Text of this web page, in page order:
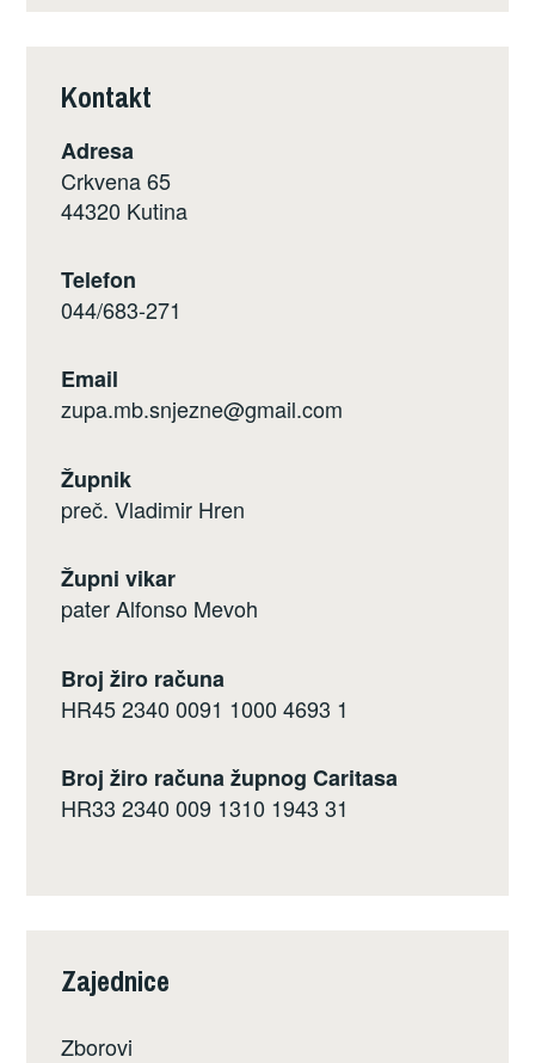
Kontakt
Adresa
Crkvena 65
44320 Kutina
Telefon
044/683-271
Email
zupa.mb.snjezne@gmail.com
Župnik
preč. Vladimir Hren
Župni vikar
pater Alfonso Mevoh
Broj žiro računa
HR45 2340 0091 1000 4693 1
Broj žiro računa župnog Caritasa
HR33 2340 009 1310 1943 31
Zajednice
Zborovi